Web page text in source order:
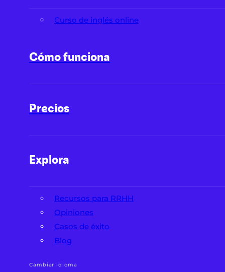
Curso de inglés online
Cómo funciona
Precios
Explora
Recursos para RRHH
Opiniones
Casos de éxito
Blog
Cambiar idioma